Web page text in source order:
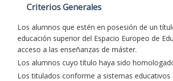
Criterios Generales
Los alumnos que estén en posesión de un
educación superior del Espacio Europeo de
acceso a las enseñanzas de máster.
Los alumnos cuyo título haya sido
Los titulados conforme a sistemas educativos